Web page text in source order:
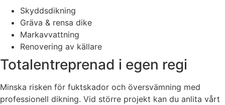
Skyddsdikning
Gräva & rensa dike
Markavvattning
Renovering av källare
Totalentreprenad i egen regi
Minska risken för fuktskador och översvämning med
professionell dikning. Vid större projekt kan du anlita vårt